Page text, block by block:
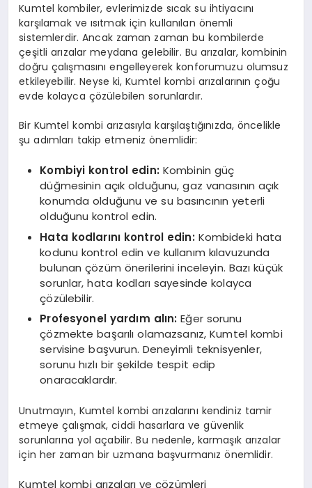
Kumtel kombiler, evlerimizde sıcak su ihtiyacını
karşılamak ve ısıtmak için kullanılan önemli
sistemlerdir. Ancak zaman zaman bu kombilerde
çeşitli arızalar meydana gelebilir. Bu arızalar, kombinin
doğru çalışmasını engelleyerek konforumuzu olumsuz
etkileyebilir. Neyse ki, Kumtel kombi arızalarının çoğu
evde kolayca çözülebilen sorunlardır.
Bir Kumtel kombi arızasıyla karşılaştığınızda, öncelikle
şu adımları takip etmeniz önemlidir:
Kombiyi kontrol edin: Kombinin güç
düğmesinin açık olduğunu, gaz vanasının açık
konumda olduğunu ve su basıncının yeterli
olduğunu kontrol edin.
Hata kodlarını kontrol edin: Kombideki hata
kodunu kontrol edin ve kullanım kılavuzunda
bulunan çözüm önerilerini inceleyin. Bazı küçük
sorunlar, hata kodları sayesinde kolayca
çözülebilir.
Profesyonel yardım alın: Eğer sorunu
çözmekte başarılı olamazsanız, Kumtel kombi
servisine başvurun. Deneyimli teknisyenler,
sorunu hızlı bir şekilde tespit edip
onaracaklardır.
Unutmayın, Kumtel kombi arızalarını kendiniz tamir
etmeye çalışmak, ciddi hasarlara ve güvenlik
sorunlarına yol açabilir. Bu nedenle, karmaşık arızalar
için her zaman bir uzmana başvurmanız önemlidir.
Kumtel kombi arızaları ve çözümleri